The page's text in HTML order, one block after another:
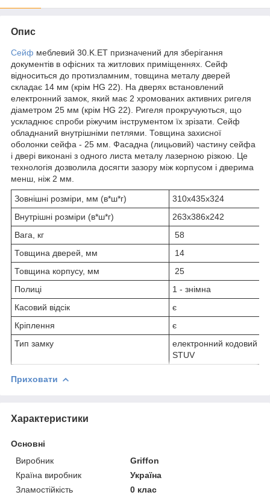
Опис
Сейф меблевий 30.K.ET призначений для зберігання
документів в офісних та житлових приміщеннях. Сейф
відноситься до протизламним, товщина металу дверей
складає 14 мм (крім HG 22). На дверях встановлений
електронний замок, який має 2 хромованих активних ригеля
діаметром 25 мм (крім HG 22). Ригеля прокручуються, що
ускладнює спроби ріжучим інструментом їх зрізати. Сейф
обладнаний внутрішніми петлями. Товщина захисної
оболонки сейфа - 25 мм. Фасадна (лицьовий) частину сейфа
і двері виконані з одного листа металу лазерною різкою. Це
технологія дозволила досягти зазору між корпусом і дверима
менш, ніж 2 мм.
Зовнішні розміри, мм (в*ш*г)
310х435х324
Внутрішні розміри (в*ш*г)
263х386х242
Вага, кг
58
Товщина дверей, мм
14
Товщина корпусу, мм
25
Полиці
1 - знімна
Касовий відсік
є
Кріплення
є
Тип замку
електронний кодовий
STUV
Приховати
Характеристики
Основні
Виробник
Griffon
Країна виробник
Україна
Зламостійкість
0 клас